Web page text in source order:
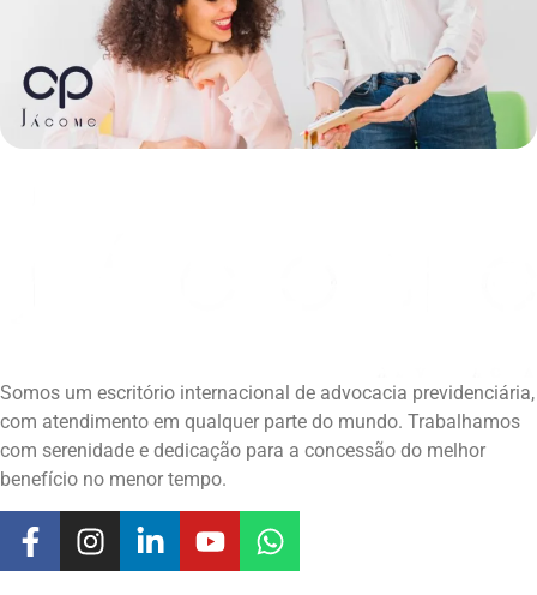
Somos um escritório internacional de advocacia previdenciária,
com atendimento em qualquer parte do mundo. Trabalhamos
com serenidade e dedicação para a concessão do melhor
benefício no menor tempo.